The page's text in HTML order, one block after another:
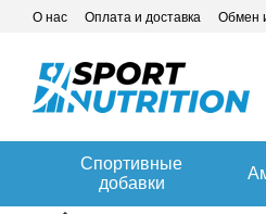
Перейти к основному контенту
О нас Оплата и доставка Обмен
Спортивные
добавки